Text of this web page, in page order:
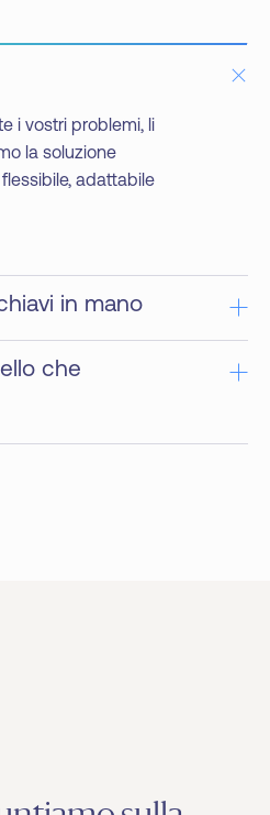
i vostri problemi, li
la soluzione
adattabile
in mano
che